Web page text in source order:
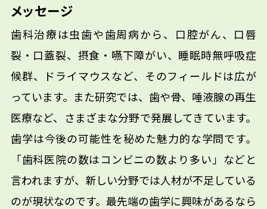
メッセージ
歯科治療は虫歯や歯周病から、口腔がん、口唇
裂・口蓋裂、摂食・嚥下障がい、睡眠時無呼吸症
候群、ドライマウスなど、そのフィールドは広が
っています。また研究では、歯や骨、唾液腺の再生
医療など、さまざまな分野で発展してきています。
歯学は今後の可能性を秘めた魅力的な学問です。
「歯科医院の数はコンビニの数より多い」などと
言われますが、新しい分野では人材が不足している
のが現状なのです。最先端の歯学に興味があるなら